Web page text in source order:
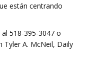
están centrando
518-395-3047 o
Tyler A. McNeil, Daily